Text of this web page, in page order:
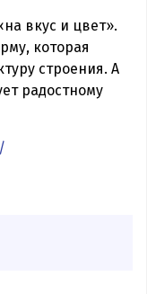
вкус и цвет».
которая
строения. А
радостному